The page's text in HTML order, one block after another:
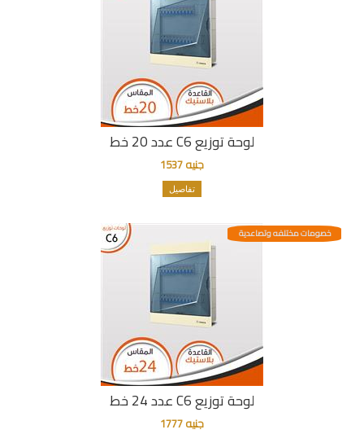
لوحة توزيع C6 عدد 20 خط
جنيه 1537
تفاصيل
لوحة توزيع C6 عدد 24 خط
خصومات مختلفه وتصاعدية
جنيه 1777